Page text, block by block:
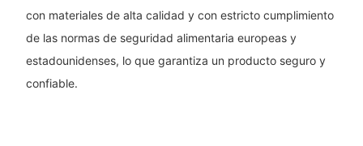
con materiales de alta calidad y con estricto cumplimiento
de las normas de seguridad alimentaria europeas y
estadounidenses, lo que garantiza un producto seguro y
confiable.